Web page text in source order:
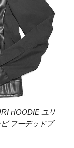
HOODIE ユリ
フーデッドブ